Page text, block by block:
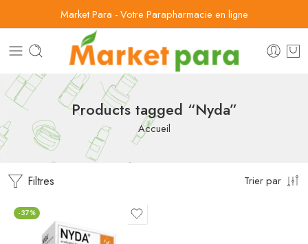
Market Para - Votre Parapharmacie en ligne
Products tagged “Nyda”
Accueil
Filtres Trier par
-37%